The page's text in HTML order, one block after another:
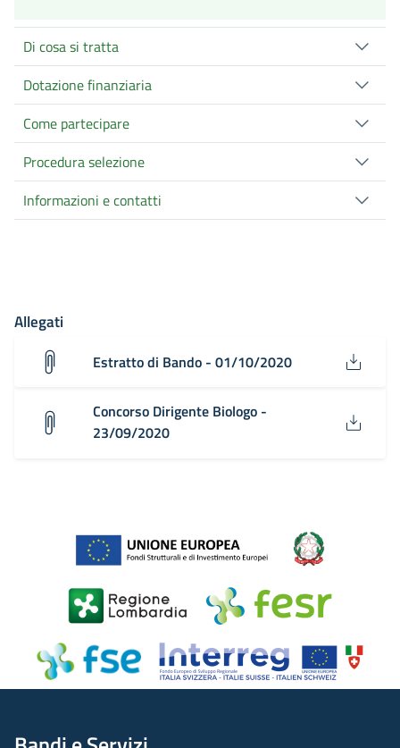
Di cosa si tratta
Dotazione finanziaria
Come partecipare
Procedura selezione
Informazioni e contatti
Allegati
Estratto di Bando - 01/10/2020
Concorso Dirigente Biologo -
23/09/2020